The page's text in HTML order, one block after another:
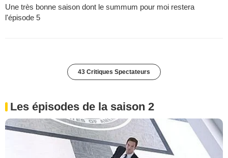
Une très bonne saison dont le summum pour moi restera
l'épisode 5
43 Critiques Spectateurs
Les épisodes de la saison 2